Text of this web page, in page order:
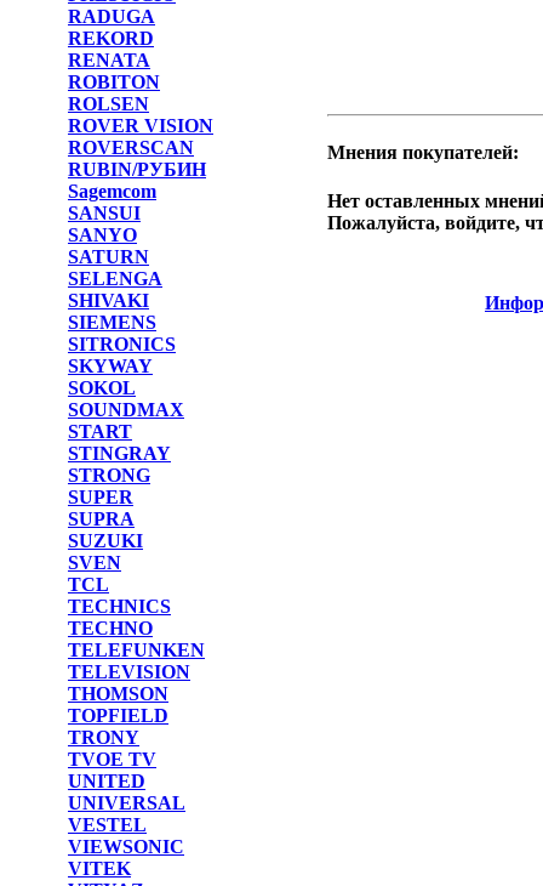
RADUGA
REKORD
RENATA
ROBITON
ROLSEN
ROVER VISION
ROVERSCAN
RUBIN/РУБИН
Sagemcom
SANSUI
SANYO
SATURN
SELENGA
SHIVAKI
SIEMENS
SITRONICS
SKYWAY
SOKOL
SOUNDMAX
START
STINGRAY
STRONG
SUPER
SUPRA
SUZUKI
SVEN
TCL
TECHNICS
TECHNO
TELEFUNKEN
TELEVISION
THOMSON
TOPFIELD
TRONY
TVOE TV
UNITED
UNIVERSAL
VESTEL
VIEWSONIC
VITEK
Мнения покупателей:
Нет оставленных
Пожалуйста, войдите,